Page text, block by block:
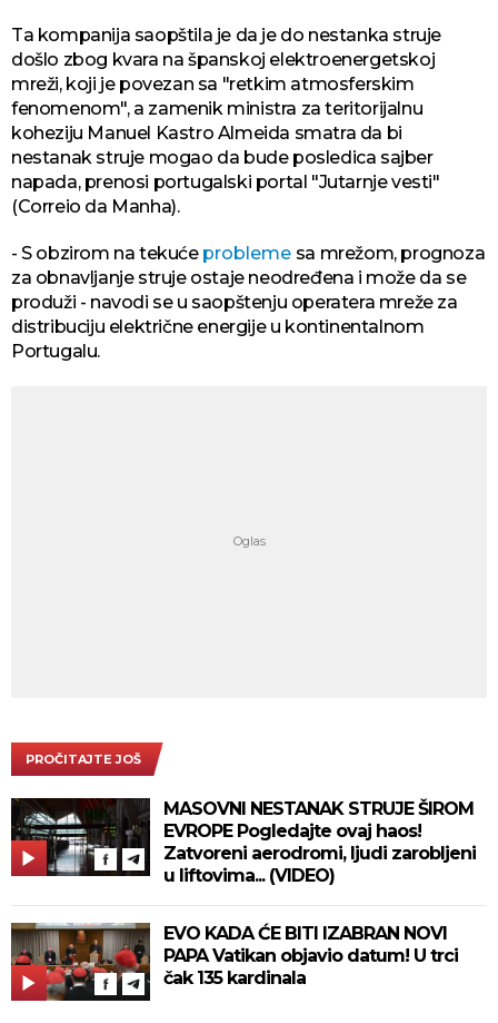
Ta kompanija saopštila je da je do nestanka struje
došlo zbog kvara na španskoj elektroenergetskoj
mreži, koji je povezan sa "retkim atmosferskim
fenomenom", a zamenik ministra za teritorijalnu
koheziju Manuel Kastro Almeida smatra da bi
nestanak struje mogao da bude posledica sajber
napada, prenosi portugalski portal "Jutarnje vesti"
(Correio da Manha).
- S obzirom na tekuće probleme sa mrežom, prognoza
za obnavljanje struje ostaje neodređena i može da se
produži - navodi se u saopštenju operatera mreže za
distribuciju električne energije u kontinentalnom
Portugalu.
PROČITAJTE JOŠ
MASOVNI NESTANAK STRUJE ŠIROM
EVROPE Pogledajte ovaj haos!
Zatvoreni aerodromi, ljudi zarobljeni
u liftovima... (VIDEO)
EVO KADA ĆE BITI IZABRAN NOVI
PAPA Vatikan objavio datum! U trci
čak 135 kardinala